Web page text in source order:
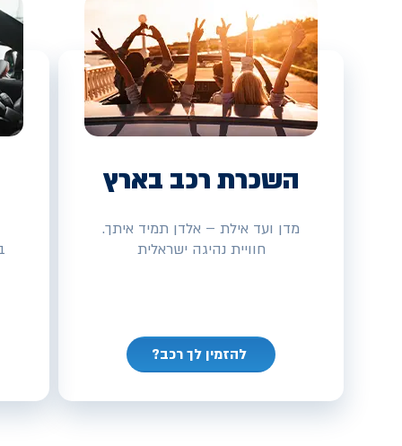
השכרת רכב בארץ
מדן ועד אילת – אלדן תמיד איתך.
חוויית נהיגה ישראלית
להזמין לך רכב?